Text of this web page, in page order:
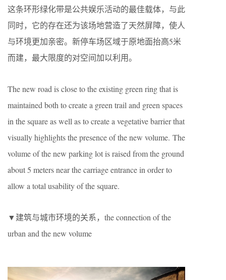
这条环形绿化带是公共娱乐活动的最佳载体，与此
同时，它的存在还为该场地营造了天然屏障，使人
与环境更加亲密。新停车场区域于原地面抬高5米
而建，最大限度的对空间加以利用。
The new road is close to the existing green ring that is
maintained both to create a green trail and green spaces
in the square as well as to create a vegetative barrier that
visually highlights the presence of the new volume. The
volume of the new parking lot is raised from the ground
about 5 meters near the carriage entrance in order to
allow a total usability of the square.
▼建筑与城市环境的关系，the connection of the
urban and the new volume